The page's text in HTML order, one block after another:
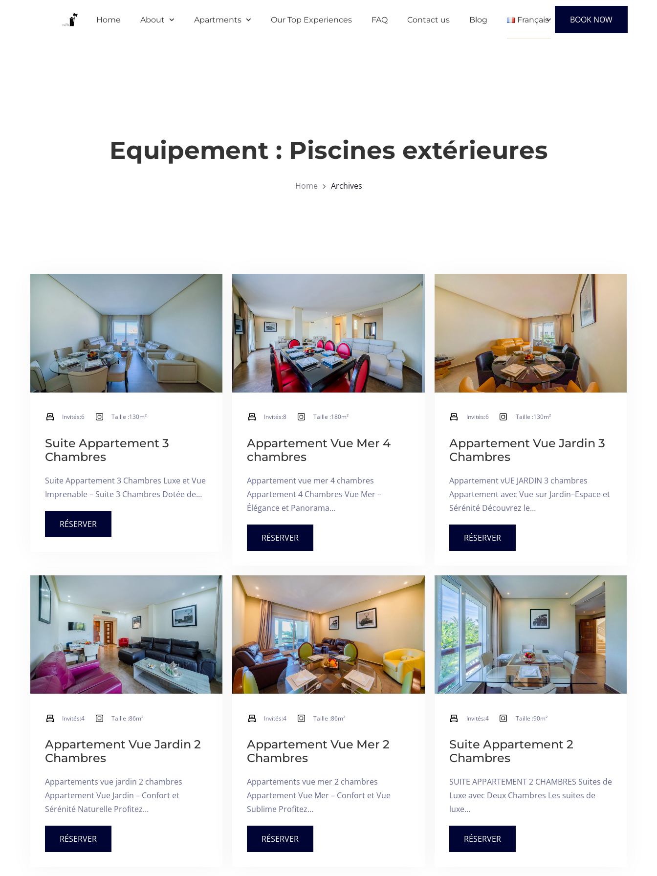
100
Home About Apartments Our Top Experiences FAQ Contact us Blog Français BOOK NOW
Equipement : Piscines extérieures
Home Archives
Suite Appartement 3
Chambres
Suite Appartement 3 Chambres Luxe et Vue
Imprenable – Suite 3 Chambres Dotée de…
Invités:6 Taille :130m²
RÉSERVER
Appartement Vue Mer 4
chambres
Appartement vue mer 4 chambres
Appartement 4 Chambres Vue Mer –
Élégance et Panorama…
Invités:8 Taille :180m²
RÉSERVER
Appartement Vue Jardin 3
Chambres
Appartement vUE JARDIN 3 chambres
Appartement avec Vue sur Jardin–Espace et
Sérénité Découvrez le…
Invités:6 Taille :130m²
RÉSERVER
Appartement Vue Jardin 2
Chambres
Appartements vue jardin 2 chambres
Appartement Vue Jardin – Confort et
Sérénité Naturelle Profitez…
Invités:4 Taille :86m²
RÉSERVER
Appartement Vue Mer 2
Chambres
Appartements vue mer 2 chambres
Appartement Vue Mer – Confort et Vue
Sublime Profitez…
Invités:4 Taille :86m²
RÉSERVER
Suite Appartement 2
Chambres
SUITE APPARTEMENT 2 CHAMBRES Suites de
Luxe avec Deux Chambres Les suites de
luxe…
Invités:4 Taille :90m²
RÉSERVER
Arrivée
Adultes
1
Enfants Tous âges
0